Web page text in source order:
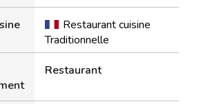
Restaurant cuisine
Traditionnelle
Restaurant